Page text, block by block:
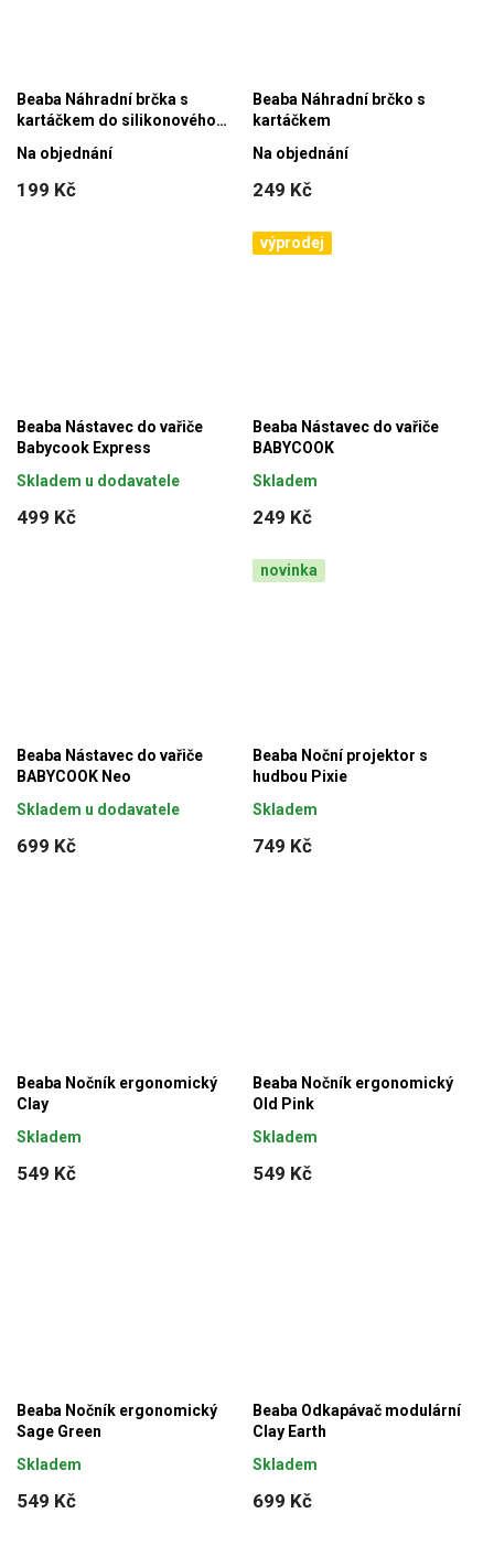
Beaba Náhradní brčka s
kartáčkem do silikonového
199 Kč
Na objednání
Beaba Náhradní brčko s
kartáčkem
249 Kč
Na objednání
Beaba Nástavec do vařiče
Babycook Express
499 Kč
Skladem u dodavatele
výprodej
Beaba Nástavec do vařiče
BABYCOOK
249 Kč
Skladem
Beaba Nástavec do vařiče
BABYCOOK Neo
699 Kč
Skladem u dodavatele
novinka
Beaba Noční projektor s
hudbou Pixie
749 Kč
Skladem
Beaba Nočník ergonomický
Clay
549 Kč
Skladem
Beaba Nočník ergonomický
Old Pink
549 Kč
Skladem
Beaba Nočník ergonomický
Sage Green
549 Kč
Skladem
Beaba Odkapávač modulární
Clay Earth
699 Kč
Skladem